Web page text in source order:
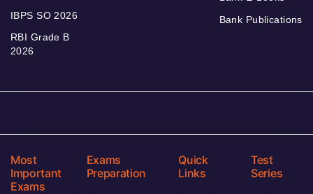
IBPS SO 2026
RBI Grade B
2026
Bank Publications
Most
Important
Exams
Exams
Preparation
Quick
Links
Test
Series